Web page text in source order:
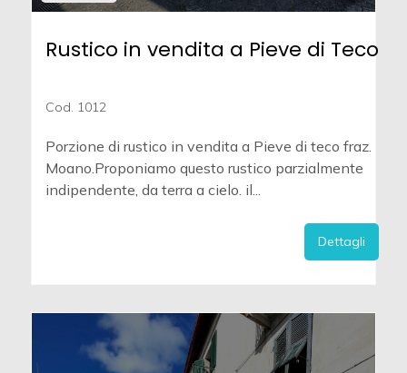
Rustico in vendita a Pieve di Teco
Cod. 1012
Porzione di rustico in vendita a Pieve di teco fraz.
Moano.Proponiamo questo rustico parzialmente
indipendente, da terra a cielo. il...
Dettagli